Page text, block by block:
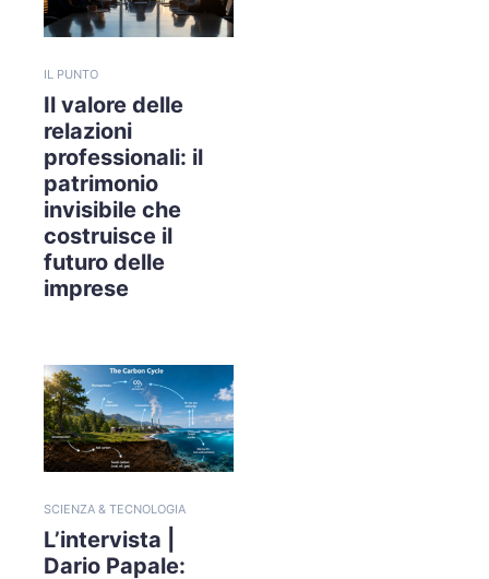
IL PUNTO
Il valore delle
relazioni
professionali: il
patrimonio
invisibile che
costruisce il
futuro delle
imprese
SCIENZA & TECNOLOGIA
L’intervista |
Dario Papale: